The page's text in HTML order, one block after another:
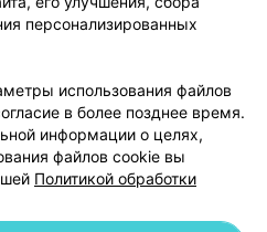
103.by
данных
персонализированных
использования файлов
в более позднее время.
информации о целях,
файлов cookie вы
Политикой обработки